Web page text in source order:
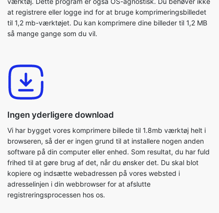
Ingen yderligere download
Vi har bygget vores komprimere billede til 1.8mb værktøj helt i
browseren, så der er ingen grund til at installere nogen anden
software på din computer eller enhed. Som resultat, du har fuld
kopiere og indsætte webadressen på vores websted i
adresselinjen i din webbrowser for at afslutte
registreringsprocessen hos os.